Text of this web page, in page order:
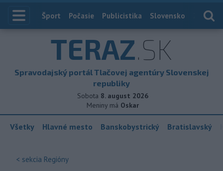
Index
Šport Počasie Publicistika Slovensko
TERAZ.SK
Spravodajský portál Tlačovej agentúry Slovenskej
republiky
Sobota 8. august 2026
Meniny má Oskar
Všetky Hlavné mesto Banskobystrický Bratislavský
< sekcia Regióny